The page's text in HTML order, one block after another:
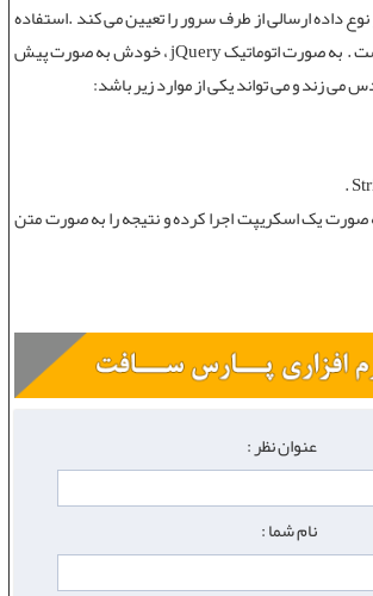
نوع داده ارسالی از طرف سرور را تعیین می کند .استفاده
از این پارامتر اختیاری است . به صورت اتوماتیک jQuery ، خودش به صورت پیش
می زند و می تواند یکی از موارد زیر باشد:
یک اسکریپت اجرا کرده و نتیجه را به صورت متن
عنوان نظر :
نام شما :